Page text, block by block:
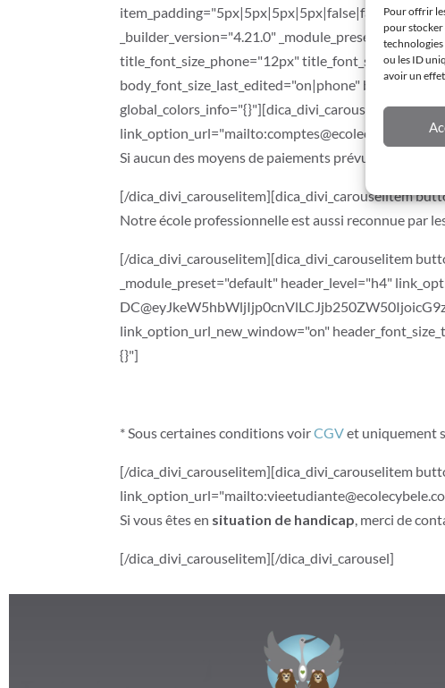
Pour offrir
pour stocker
technologies
ou les ID
avoir un
item_padding="5px|5px|5px|5px|false|false"
_builder_version="4.21.0"
title_font_size_phone="12px"
body_font_size_last_edited="on|phone"
global_colors_info="{}"][dica_divi_carouselitem
Si aucun des moyens de paiements prévus sur ce
[/dica_divi_carouselitem][dica_divi_carouselitem
Notre école professionnelle est aussi reconnue par
[/dica_divi_carouselitem][dica_divi_carouselitem
_module_preset="default" header_level="h4"
link_option_url_new_window="on"
{}"]
* Sous certaines conditions voirCGVet uniquement
[/dica_divi_carouselitem][dica_divi_carouselitem
Si vous êtes en situation de handicap, merci de
[/dica_divi_carouselitem][/dica_divi_carousel]